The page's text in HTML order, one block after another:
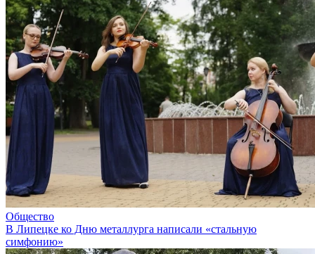
Общество
В Липецке ко Дню металлурга написали «стальную
симфонию»